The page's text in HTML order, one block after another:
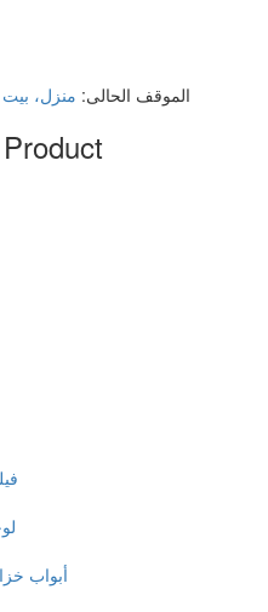
الموقف الحالى: منزل، بيت
Product
أبواب